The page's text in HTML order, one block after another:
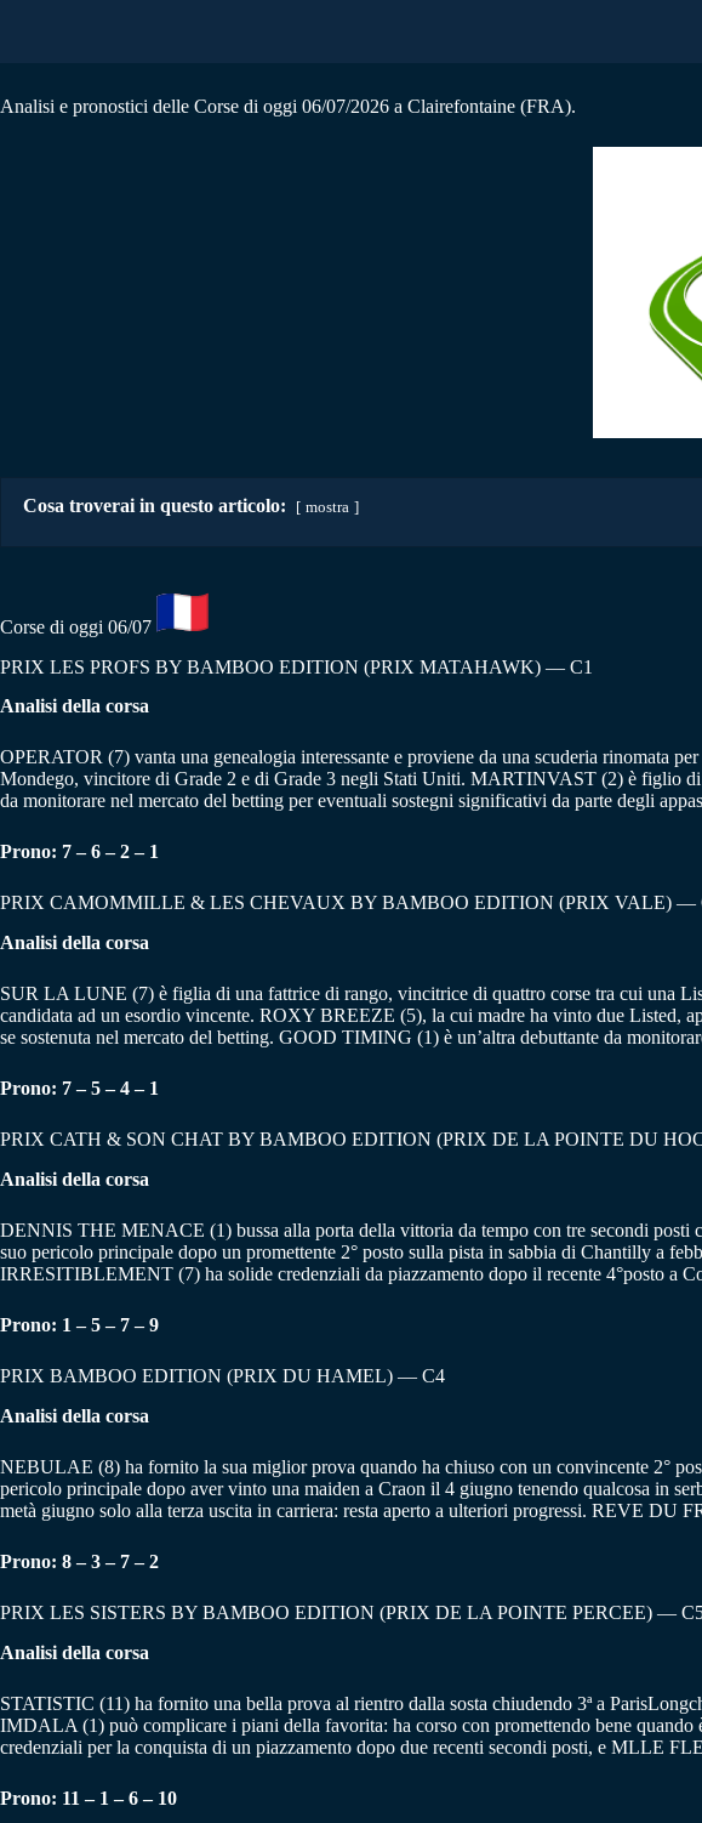
Analisi e pronostici delle Corse di oggi 06/07/2026 a Clairefontaine (FRA).
Cosa troverai in questo articolo: mostra
Corse di oggi 06/07
PRIX LES PROFS BY BAMBOO EDITION (PRIX MATAHAWK) — C1
Analisi della corsa
OPERATOR (7) vanta una genealogia interessante e proviene da una scuderia rinomata
Mondego, vincitore di Grade 2 e di Grade 3 negli Stati Uniti. MARTINVAST (2) è figlio
da monitorare nel mercato del betting per eventuali sostegni significativi da parte degli
Prono: 7 – 6 – 2 – 1
PRIX CAMOMMILLE & LES CHEVAUX BY BAMBOO EDITION (PRIX VALE) —
Analisi della corsa
SUR LA LUNE (7) è figlia di una fattrice di rango, vincitrice di quattro corse tra cui una
candidata ad un esordio vincente. ROXY BREEZE (5), la cui madre ha vinto due Listed,
se sostenuta nel mercato del betting. GOOD TIMING (1) è un’altra debuttante da
Prono: 7 – 5 – 4 – 1
PRIX CATH & SON CHAT BY BAMBOO EDITION (PRIX DE LA POINTE DU
Analisi della corsa
DENNIS THE MENACE (1) bussa alla porta della vittoria da tempo con tre secondi posti
suo pericolo principale dopo un promettente 2° posto sulla pista in sabbia di Chantilly a
IRRESITIBLEMENT (7) ha solide credenziali da piazzamento dopo il recente 4°posto a
Prono: 1 – 5 – 7 – 9
PRIX BAMBOO EDITION (PRIX DU HAMEL) — C4
Analisi della corsa
NEBULAE (8) ha fornito la sua miglior prova quando ha chiuso con un convincente 2°
pericolo principale dopo aver vinto una maiden a Craon il 4 giugno tenendo qualcosa in
metà giugno solo alla terza uscita in carriera: resta aperto a ulteriori progressi. REVE DU
Prono: 8 – 3 – 7 – 2
PRIX LES SISTERS BY BAMBOO EDITION (PRIX DE LA POINTE PERCEE) —
Analisi della corsa
STATISTIC (11) ha fornito una bella prova al rientro dalla sosta chiudendo 3ª a
IMDALA (1) può complicare i piani della favorita: ha corso con promettendo bene
credenziali per la conquista di un piazzamento dopo due recenti secondi posti, e MLLE
Prono: 11 – 1 – 6 – 10